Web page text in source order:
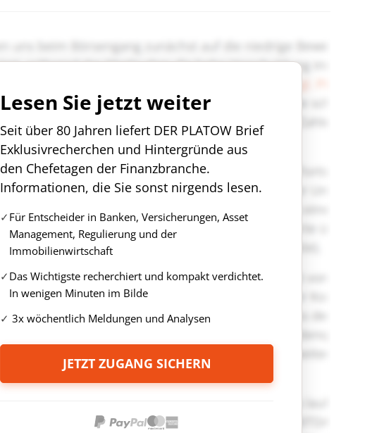
Lesen Sie jetzt weiter
Seit über 80 Jahren liefert DER PLATOW Brief
Exklusivrecherchen und Hintergründe aus
den Chefetagen der Finanzbranche.
Informationen, die Sie sonst nirgends lesen.
Für Entscheider in Banken, Versicherungen, Asset
Management, Regulierung und der
Immobilienwirtschaft
Das Wichtigste recherchiert und kompakt verdichtet.
In wenigen Minuten im Bilde
3x wöchentlich Meldungen und Analysen
JETZT ZUGANG SICHERN